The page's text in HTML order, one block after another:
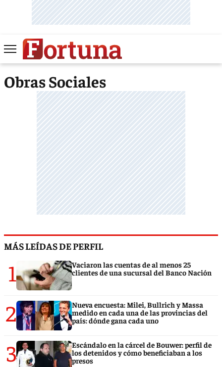
Obras Sociales
MÁS LEÍDAS DE PERFIL
1
Vaciaron las cuentas de al menos 25
clientes de una sucursal del Banco Nación
2
Nueva encuesta: Milei, Bullrich y Massa
medido en cada una de las provincias del
país: dónde gana cada uno
3
Escándalo en la cárcel de Bouwer: perfil de
los detenidos y cómo beneficiaban a los
presos